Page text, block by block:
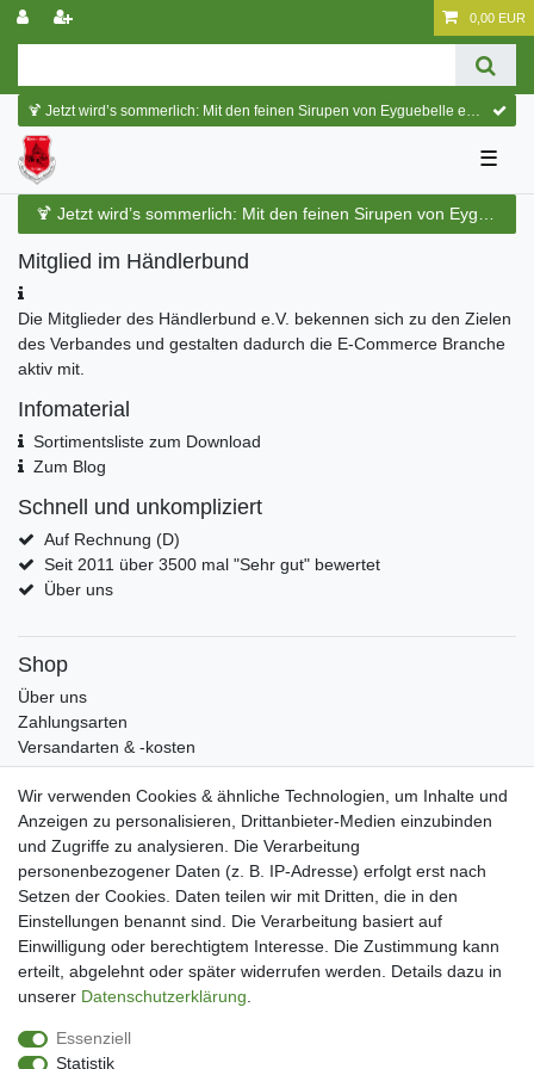
0,00 EUR
🍹 Jetzt wird’s sommerlich: Mit den feinen Sirupen von Eyguebelle entstehen erfrischende Cocktails und köstliche Sommerdrinks.
☰
Mitglied im Händlerbund
Die Mitglieder des Händlerbund e.V. bekennen sich zu den Zielen
des Verbandes und gestalten dadurch die E-Commerce Branche
aktiv mit.
Infomaterial
Sortimentsliste zum Download
Zum Blog
Schnell und unkompliziert
Auf Rechnung (D)
Seit 2011 über 3500 mal "Sehr gut" bewertet
Über uns
Shop
Über uns
Zahlungsarten
Versandarten & -kosten
Widerrufsrecht
Warenkorb
Zur Kasse
Mein Konto
Kundenkonto eröffnen
Im Kundenkonto anmelden
Wunschliste
Service
Datenschutzerklärung
Wir verwenden Cookies & ähnliche Technologien, um Inhalte und
Anzeigen zu personalisieren, Drittanbieter-Medien einzubinden
und Zugriffe zu analysieren. Die Verarbeitung
personenbezogener Daten (z. B. IP-Adresse) erfolgt erst nach
Setzen der Cookies. Daten teilen wir mit Dritten, die in den
Einstellungen benannt sind. Die Verarbeitung basiert auf
Einwilligung oder berechtigtem Interesse. Die Zustimmung kann
erteilt, abgelehnt oder später widerrufen werden. Details dazu in
unserer Daten­schutz­erklärung
Essenziell
Statistik